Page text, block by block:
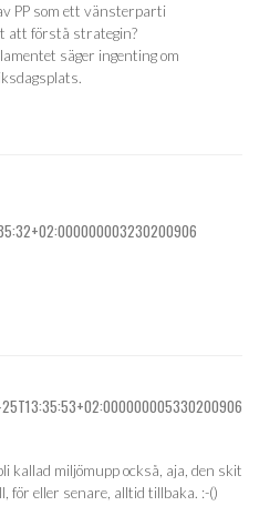
PP som ett vänsterparti
att förstå strategin?
säger ingenting om
kallad miljömupp också, aja, den skit
för eller senare, alltid tillbaka. :-()